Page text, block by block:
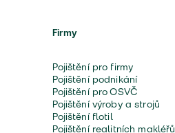
Firmy
Pojištění pro firmy
Pojištění podnikání
Pojištění pro OSVČ
Pojištění výroby a strojů
Pojištění flotil
Pojištění realitních makléřů